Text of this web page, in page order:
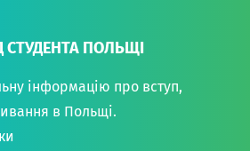
СТУДЕНТА ПОЛЬЩІ
інформацію про вступ,
в Польщі.